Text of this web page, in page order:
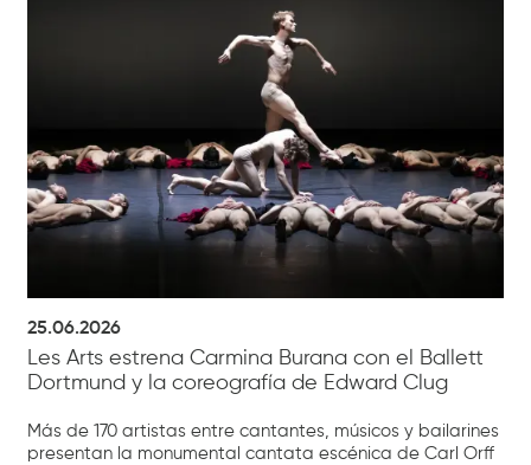
25.06.2026
Les Arts estrena Carmina Burana con el Ballett
Dortmund y la coreografía de Edward Clug
Más de 170 artistas entre cantantes, músicos y bailarines
presentan la monumental cantata escénica de Carl Orff